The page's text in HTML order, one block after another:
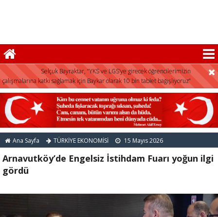
FLAŞ HABER:
Selçuk Bayraktar, “YKS ve LGS’ye girecek öğrencilerimizin
çalışmalarına katkı sağlamak için Baykar olarak 10 bin tablet bağışlıyoruz”
Ana Sayfa TÜRKİYE EKONOMİSİ 15 Mayıs 2026
Arnavutköy’de Engelsiz İstihdam Fuarı yoğun ilgi
gördü